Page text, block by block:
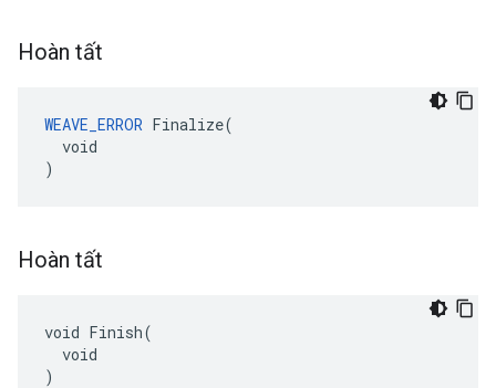
Hoàn tất
WEAVE_ERROR Finalize(
  void
)
Hoàn tất
void Finish(
  void
)